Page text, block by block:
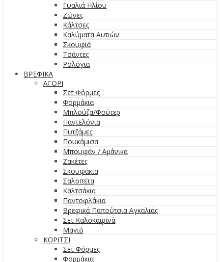
Γυαλιά Ηλίου
Ζώνες
Κάλτσες
Καλύματα Αυτιών
Σκουφιά
Τσάντες
Ρολόγια
ΒΡΕΦΙΚΑ
ΑΓΟΡΙ
Σετ Φόρμες
Φορμάκια
Μπλούζα/Φούτερ
Παντελόνια
Πυτζάμες
Πουκάμισα
Μπουφάν / Αμάνικα
Ζακέτες
Σκουφάκια
Σαλοπέτα
Καλτσάκια
Παντοφλάκια
Βρεφικά Παπούτσια Αγκαλιάς
Σετ Καλοκαιρινά
Μαγιό
ΚΟΡΙΤΣΙ
Σετ Φόρμες
Φορμάκια